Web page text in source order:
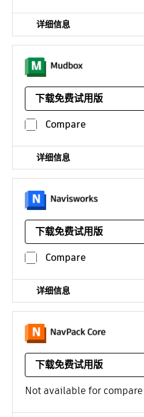
详细信息
下载免费试用版
平台：
¥678* /年
Compare
详细信息
Navisworks Freedom 3D 查看
真和项目审阅。
下载免费试用版
平台：
Navisworks
¥7368* /年
Compare
详细信息
下载免费试用版
平台：
Linux
/年
Not available for compare